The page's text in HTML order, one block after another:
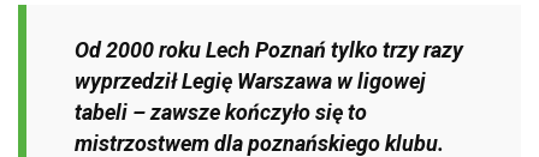
Od 2000 roku Lech Poznań tylko trzy razy
wyprzedził Legię Warszawa w ligowej
tabeli – zawsze kończyło się to
mistrzostwem dla poznańskiego klubu.